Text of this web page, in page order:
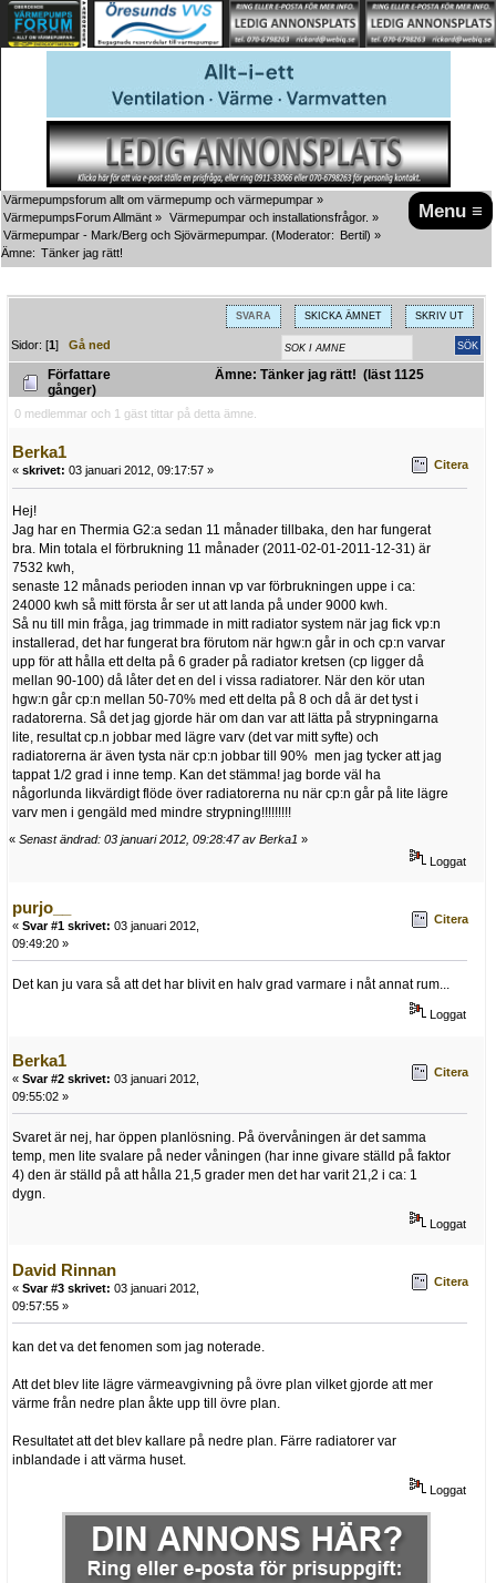
Menu ≡
Värmepumpsforum allt om värmepump och värmepumpar »
VärmepumpsForum Allmänt » Värmepumpar och installationsfrågor. »
Värmepumpar - Mark/Berg och Sjövärmepumpar. (Moderator: Bertil) »
Ämne: Tänker jag rätt!
SVARA SKICKA ÄMNET SKRIV UT
Sidor: [1]Gå ned
Författare
Ämne: Tänker jag rätt! (läst 1125
gånger)
0 medlemmar och 1 gäst tittar på detta ämne.
Berka1
« skrivet: 03 januari 2012, 09:17:57 » Citera
Hej!
Jag har en Thermia G2:a sedan 11 månader tillbaka, den har fungerat
bra. Min totala el förbrukning 11 månader (2011-02-01-2011-12-31) är
7532 kwh,
senaste 12 månads perioden innan vp var förbrukningen uppe i ca:
24000 kwh så mitt första år ser ut att landa på under 9000 kwh.
Så nu till min fråga, jag trimmade in mitt radiator system när jag fick vp:n
installerad, det har fungerat bra förutom när hgw:n går in och cp:n varvar
upp för att hålla ett delta på 6 grader på radiator kretsen (cp ligger då
mellan 90-100) då låter det en del i vissa radiatorer. När den kör utan
hgw:n går cp:n mellan 50-70% med ett delta på 8 och då är det tyst i
radatorerna. Så det jag gjorde här om dan var att lätta på strypningarna
lite, resultat cp.n jobbar med lägre varv (det var mitt syfte) och
radiatorerna är även tysta när cp:n jobbar till 90% men jag tycker att jag
tappat 1/2 grad i inne temp. Kan det stämma! jag borde väl ha
någorlunda likvärdigt flöde över radiatorerna nu när cp:n går på lite lägre
varv men i gengäld med mindre strypning!!!!!!!!!
« Senast ändrad: 03 januari 2012, 09:28:47 av Berka1 »
Loggat
purjo__
« Svar #1 skrivet: 03 januari 2012,
09:49:20 »
Citera
Det kan ju vara så att det har blivit en halv grad varmare i nåt annat rum...
Loggat
Berka1
« Svar #2 skrivet: 03 januari 2012,
09:55:02 »
Citera
Svaret är nej, har öppen planlösning. På övervåningen är det samma
temp, men lite svalare på neder våningen (har inne givare ställd på faktor
4) den är ställd på att hålla 21,5 grader men det har varit 21,2 i ca: 1
dygn.
Loggat
David Rinnan
« Svar #3 skrivet: 03 januari 2012,
09:57:55 »
Citera
kan det va det fenomen som jag noterade.
Att det blev lite lägre värmeavgivning på övre plan vilket gjorde att mer
värme från nedre plan åkte upp till övre plan.
Resultatet att det blev kallare på nedre plan. Färre radiatorer var
inblandade i att värma huset.
Loggat